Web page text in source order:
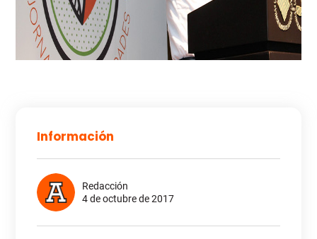
Información
Redacción
4 de octubre de 2017